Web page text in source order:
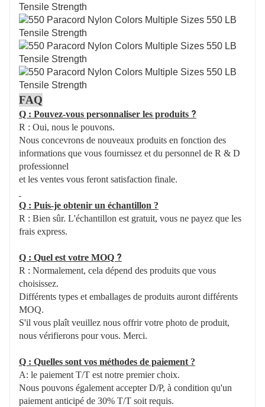
FAQ
Q : Pouvez-vous personnaliser les produits ?
R : Oui, nous le pouvons.
Nous concevrons de nouveaux produits en fonction des
informations que vous fournissez et du personnel de R & D
professionnel
et les ventes vous feront satisfaction finale.
Q : Puis-je obtenir un échantillon ?
R : Bien sûr. L'échantillon est gratuit, vous ne payez que les
frais express.
Q : Quel est votre MOQ ?
R : Normalement, cela dépend des produits que vous
choisissez.
Différents types et emballages de produits auront différents
MOQ.
S'il vous plaît veuillez nous offrir votre photo de produit,
nous vérifierons pour vous. Merci.
Q : Quelles sont vos méthodes de paiement ?
A: le paiement T/T est notre premier choix.
Nous pouvons également accepter D/P, à condition qu'un
paiement anticipé de 30% T/T soit requis.